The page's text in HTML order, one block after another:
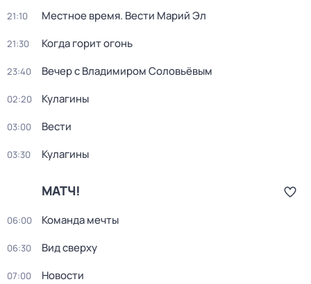
21:10 Местное время. Вести Марий Эл
21:30 Когда горит огонь
23:40 Вечер с Владимиром Соловьёвым
02:20 Кулагины
03:00 Вести
03:30 Кулагины
МАТЧ!
06:00 Команда мечты
06:30 Вид сверху
07:00 Новости